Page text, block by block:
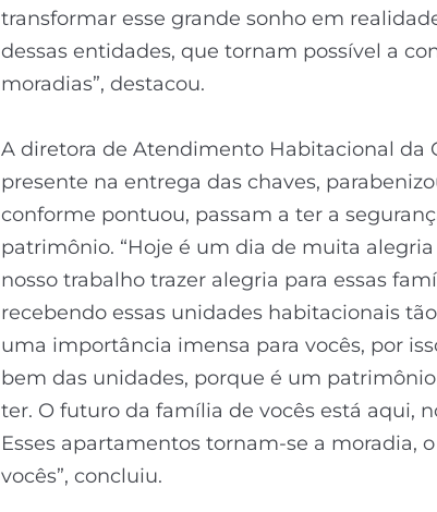
transformar esse grande sonho em
dessas entidades, que tornam possível a
moradias”, destacou.
A diretora de Atendimento Habitacional da
presente na entrega das chaves,
conforme pontuou, passam a ter a
patrimônio. “Hoje é um dia de muita
nosso trabalho trazer alegria para essas
recebendo essas unidades habitacionais
uma importância imensa para vocês, por
bem das unidades, porque é um
ter. O futuro da família de vocês está aqui,
Esses apartamentos tornam-se a moradia,
vocês”, concluiu.